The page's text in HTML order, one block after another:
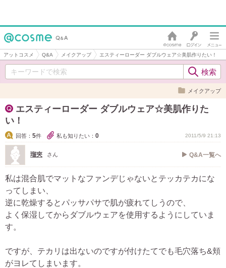
アットコスメ Q&A メイクアップ エスティーローダー ダブルウェア☆美肌作りたい！
メイクアップ
エスティーローダー ダブルウェア☆美肌作りた
い！
回答： 5件 私も知りたい： 0 2011/5/9 21:13
瑠夾 さん Q&A一覧へ
私は混合肌でマットなファンデじゃないとテッカテカにな
ってしまい、
逆に乾燥するとパッサパサで肌が疲れてしうので、
よく保湿してからダブルウェアを使用するようにしていま
す。
ですが、テカリは出ないのですが付けたてでも毛穴落ち&頬
がヨレてしまいます。